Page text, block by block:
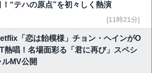
！“テハの原点”を初々しく熱演
[11時21分]
「恋は飴模様」チョン・ヘインがO
熱唱！名場面彩る「君に再び」スペシ
ルMV公開